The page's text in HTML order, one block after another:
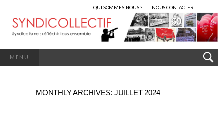
QUI SOMMES-NOUS ? NOUS CONTACTER
MENU
MONTHLY ARCHIVES: JUILLET 2024